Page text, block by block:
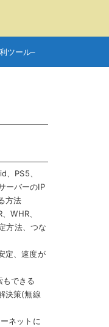
ツール–
PS5、
ーバーのIP
方法
WHR、
方法、つな
定、速度が
できる
決策(無線
ネットに